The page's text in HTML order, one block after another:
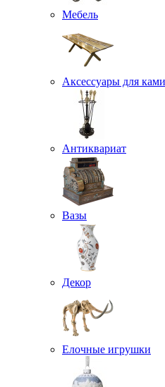
Мебель
Аксессуары для
Антиквариат
Вазы
Декор
Елочные игрушки